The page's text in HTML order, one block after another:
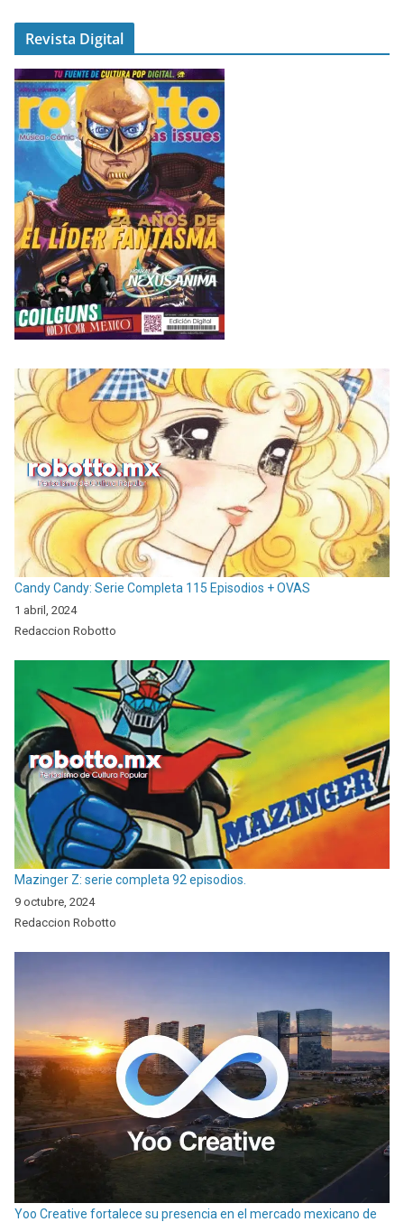
Revista Digital
Candy Candy: Serie Completa 115 Episodios + OVAS
1 abril, 2024
Redaccion Robotto
Mazinger Z: serie completa 92 episodios.
9 octubre, 2024
Redaccion Robotto
Yoo Creative fortalece su presencia en el mercado mexicano de